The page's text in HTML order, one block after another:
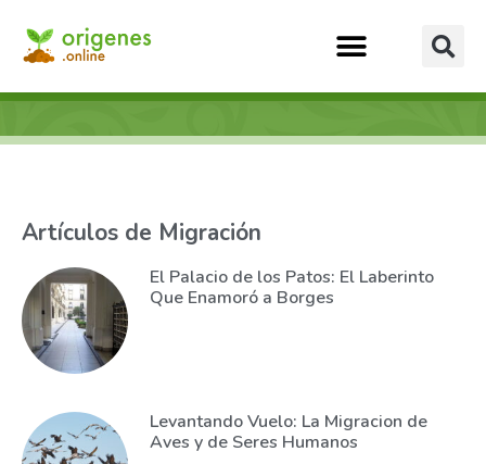
Artículos de Migración
El Palacio de los Patos: El Laberinto
Que Enamoró a Borges
Levantando Vuelo: La Migracion de
Aves y de Seres Humanos